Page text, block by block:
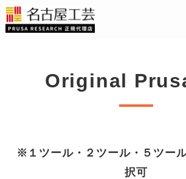
Original
※１ツール・２ツール・５ツー
択可